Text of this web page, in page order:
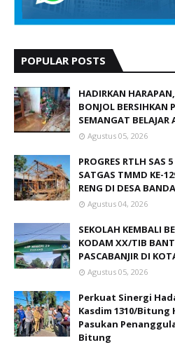
POPULAR POSTS
HADIRKAN
BONJOL BERSIHKAN
SEMANGAT BELAJAR
Agustus 05, 2026
PROGRES RTLH SAS
SATGAS TMMD KE-
RENG DI DESA
Agustus 04, 2026
SEKOLAH KEMBALI
KODAM XX/TIB
PASCABANJIR DI
Agustus 05, 2026
Perkuat Sinergi
Kasdim 1310/Bitung
Pasukan
Bitung